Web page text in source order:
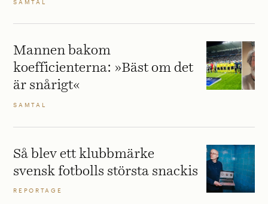
SAMTAL
Mannen bakom
koefficienterna: »Bäst om det
är snårigt«
SAMTAL
Så blev ett klubbmärke
svensk fotbolls största snackis
REPORTAGE